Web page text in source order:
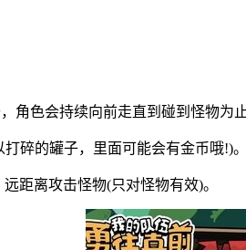
角色会持续向前走直到碰到怪物为止
碎的罐子，里面可能会有金币哦!)。
距离攻击怪物(只对怪物有效)。